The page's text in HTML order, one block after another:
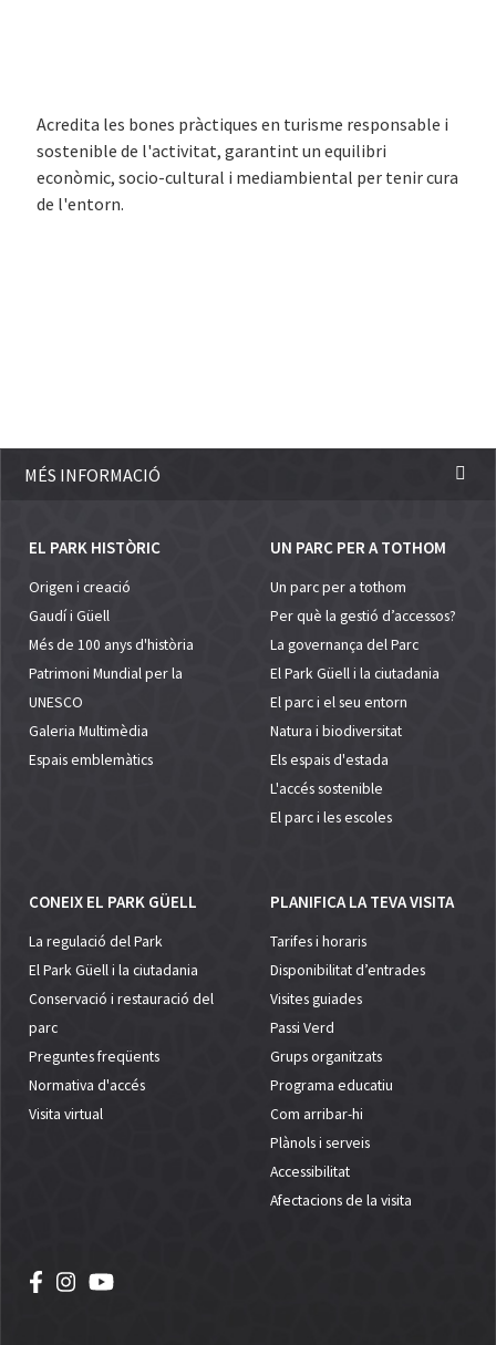
Acredita les bones pràctiques en turisme responsable i
sostenible de l'activitat, garantint un equilibri
econòmic, socio-cultural i mediambiental per tenir cura
de l'entorn.
MÉS INFORMACIÓ
EL PARK HISTÒRIC
Origen i creació
Gaudí i Güell
Més de 100 anys d'història
Patrimoni Mundial per la
UNESCO
Galeria Multimèdia
Espais emblemàtics
UN PARC PER A TOTHOM
Un parc per a tothom
Per què la gestió d’accessos?
La governança del Parc
El Park Güell i la ciutadania
El parc i el seu entorn
Natura i biodiversitat
Els espais d'estada
L'accés sostenible
El parc i les escoles
CONEIX EL PARK GÜELL
La regulació del Park
El Park Güell i la ciutadania
Conservació i restauració del
parc
Preguntes freqüents
Normativa d'accés
Visita virtual
PLANIFICA LA TEVA VISITA
Tarifes i horaris
Disponibilitat d’entrades
Visites guiades
Passi Verd
Grups organitzats
Programa educatiu
Com arribar-hi
Plànols i serveis
Accessibilitat
Afectacions de la visita